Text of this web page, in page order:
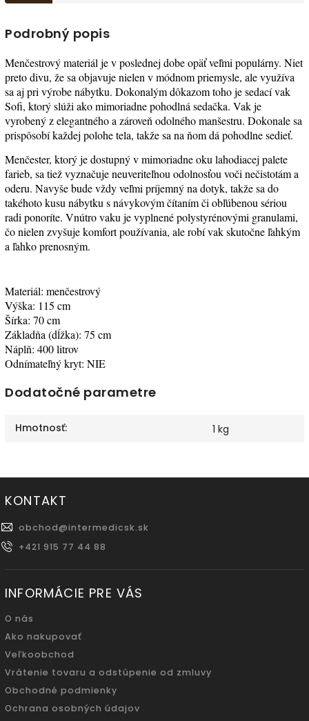
Podrobný popis
Menčestrový materiál je v poslednej dobe opäť veľmi populárny. Niet
preto divu, že sa objavuje nielen v módnom priemysle, ale využíva
sa aj pri výrobe nábytku. Dokonalým dôkazom toho je sedací vak
Sofi, ktorý slúži ako mimoriadne pohodlná sedačka. Vak je
vyrobený z elegantného a zároveň odolného manšestru. Dokonale sa
prispôsobí každej polohe tela, takže sa na ňom dá pohodlne sedieť.
Menčester, ktorý je dostupný v mimoriadne oku lahodiacej palete
farieb, sa tiež vyznačuje neuveriteľnou odolnosťou voči nečistotám a
oderu. Navyše bude vždy veľmi príjemný na dotyk, takže sa do
takéhoto kusu nábytku s návykovým čítaním či obľúbenou sériou
radi ponoríte. Vnútro vaku je vyplnené polystyrénovými granulami,
čo nielen zvyšuje komfort používania, ale robí vak skutočne ľahkým
a ľahko prenosným.
Materiál: menčestrový
Výška: 115 cm
Šírka: 70 cm
Základňa (dĺžka): 75 cm
Náplň: 400 litrov
Odnímateľný kryt: NIE
Dodatočné parametre
Hmotnosť: 1 kg
KONTAKT
obchod@intermedicsk.sk
+421 915 77 44 88
INFORMÁCIE PRE VÁS
O nás
Ako nakupovať
Veľkoobchod
Vrátenie tovaru a odstúpenie od zmluvy
Obchodné podmienky
Ochrana osobných údajov